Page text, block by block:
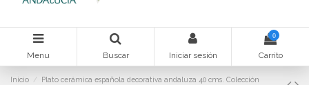
Menu Buscar Iniciar sesión
0
Carrito
Inicio
Plato cerámica española decorativa andaluza 40 cms. Colección